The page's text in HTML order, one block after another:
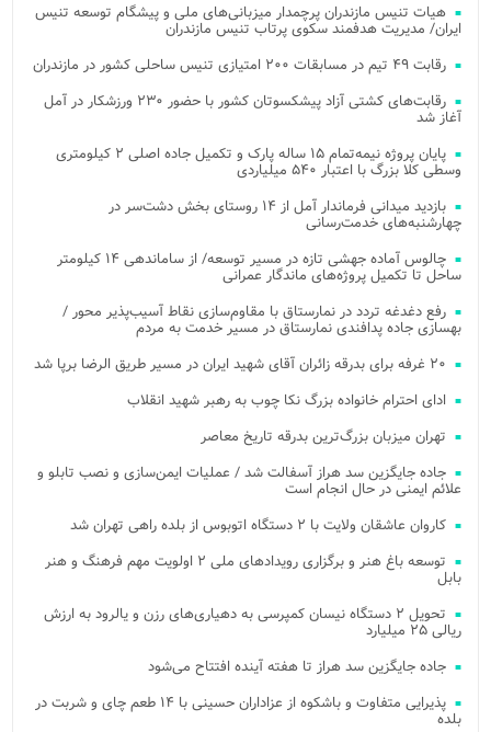
هیات تنیس مازندران پرچمدار میزبانی‌های ملی و پیشگام توسعه تنیس
ایران/ مدیریت هدفمند سکوی پرتاب تنیس مازندران
رقابت ۴۹ تیم در مسابقات ۲۰۰ امتیازی تنیس ساحلی کشور در مازندران
رقابت‌های کشتی آزاد پیشکسوتان کشور با حضور ۲۳۰ ورزشکار در آمل
آغاز شد
پایان پروژه نیمه‌تمام ۱۵ ساله پارک و تکمیل جاده اصلی ۲ کیلومتری
وسطی کلا بزرگ با اعتبار ۵۴۰ میلیاردی
بازدید میدانی فرماندار آمل از ۱۴ روستای بخش دشت‌سر در
چهارشنبه‌های خدمت‌رسانی
چالوس آماده جهشی تازه در مسیر توسعه/ از ساماندهی ۱۴ کیلومتر
ساحل تا تکمیل پروژه‌های ماندگار عمرانی
رفع دغدغه تردد در نمارستاق با مقاوم‌سازی نقاط آسیب‌پذیر محور /
بهسازی جاده پدافندی نمارستاق در مسیر خدمت به مردم
۲۰ غرفه برای بدرقه زائران آقای شهید ایران در مسیر طریق الرضا برپا شد
ادای احترام خانواده بزرگ نکا چوب به رهبر شهید انقلاب
تهران میزبان بزرگ‌ترین بدرقه تاریخ معاصر
جاده جایگزین سد هراز آسفالت شد / عملیات ایمن‌سازی و نصب تابلو و
علائم ایمنی در حال انجام است
کاروان عاشقان ولایت با ۲ دستگاه اتوبوس از بلده راهی تهران شد
توسعه باغ هنر و برگزاری رویدادهای ملی ۲ اولویت مهم فرهنگ و هنر
بابل
تحویل ۲ دستگاه نیسان کمپرسی به دهیاری‌های رزن و یالرود به ارزش
ریالی ۲۵ میلیارد
جاده جایگزین سد هراز تا هفته آینده افتتاح می‌شود
پذیرایی متفاوت و باشکوه از عزاداران حسینی با ۱۴ طعم چای و شربت در
بلده